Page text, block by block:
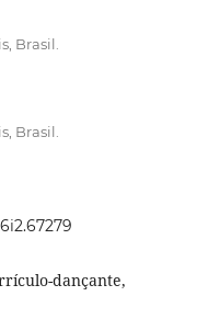
Brasil.
Brasil.
dançante,